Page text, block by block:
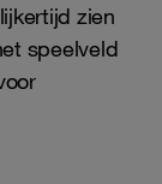
zien
speelveld